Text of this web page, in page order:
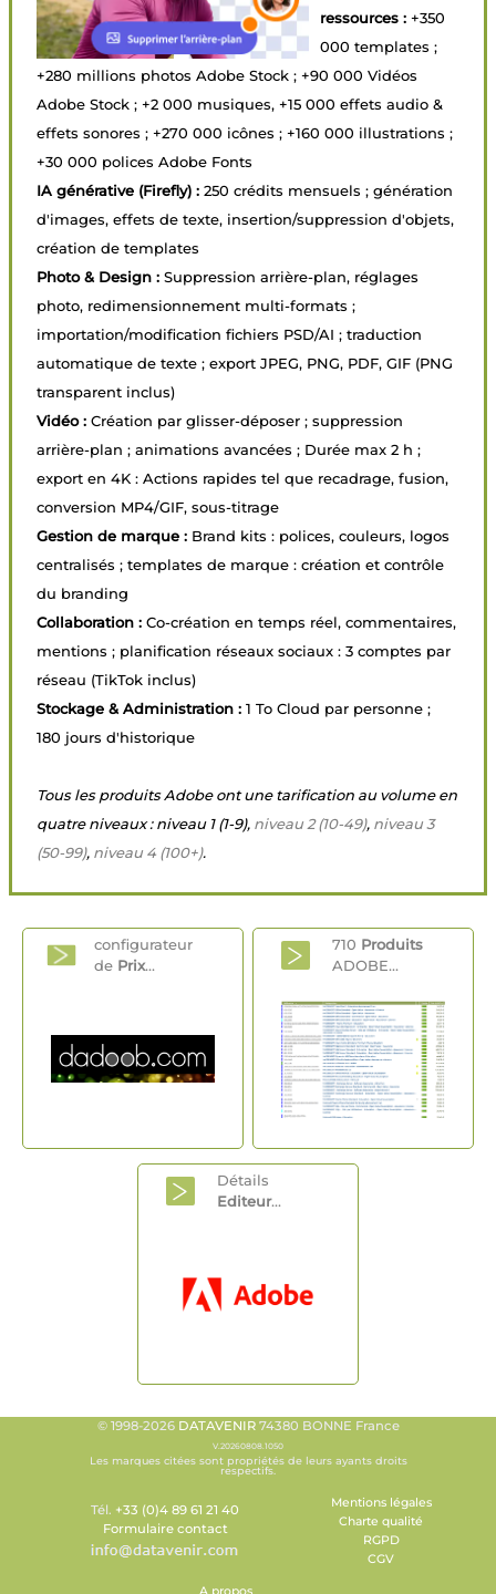
ressources : +350
000 templates ;
+280 millions photos Adobe Stock ; +90 000 Vidéos
Adobe Stock ; +2 000 musiques, +15 000 effets audio &
effets sonores ; +270 000 icônes ; +160 000 illustrations ;
+30 000 polices Adobe Fonts
IA générative (Firefly) : 250 crédits mensuels ; génération
d'images, effets de texte, insertion/suppression d'objets,
création de templates
Photo & Design : Suppression arrière-plan, réglages
photo, redimensionnement multi-formats ;
importation/modification fichiers PSD/AI ; traduction
automatique de texte ; export JPEG, PNG, PDF, GIF (PNG
transparent inclus)
Vidéo : Création par glisser-déposer ; suppression
arrière-plan ; animations avancées ; Durée max 2 h ;
export en 4K : Actions rapides tel que recadrage, fusion,
conversion MP4/GIF, sous-titrage
Gestion de marque : Brand kits : polices, couleurs, logos
centralisés ; templates de marque : création et contrôle
du branding
Collaboration :Co-création en temps réel, commentaires,
mentions ; planification réseaux sociaux : 3 comptes par
réseau (TikTok inclus)
Stockage & Administration : 1 To Cloud par personne ;
180 jours d'historique
Tous les produits Adobe ont une tarification au volume en
quatre niveaux : niveau 1 (1-9), niveau 2 (10-49), niveau 3
(50-99), niveau 4 (100+).
configurateur
de Prix...
710 Produits
ADOBE...
Détails
Editeur...
© 1998-2026 DATAVENIR74380 BONNE France
V.20260808.1050
Les marques citées sont propriétés de leurs ayants droits
respectifs.
Tél. +33 (0)4 89 61 21 40
Formulaire contact
Mentions légales
Charte qualité
RGPD
CGV
A propos